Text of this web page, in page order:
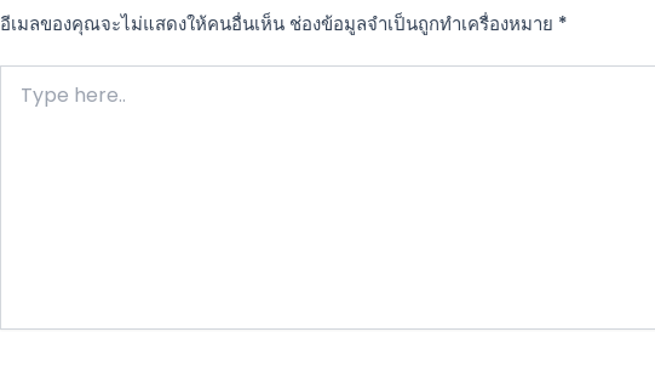
อีเมลของคุณจะไม่แสดงให้คนอื่นเห็น ช่องข้อมูลจำเป็นถูกทำเครื่องหมาย *
here..